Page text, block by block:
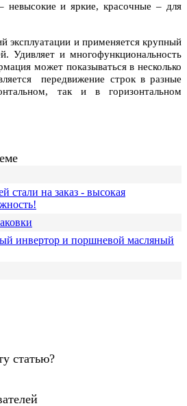
невысокие и яркие, красочные – для
эксплуатации и применяется крупный
Удивляет и многофункциональность
может показываться в несколько
передвижение строк в разные
так и в горизонтальном
стали на заказ - высокая
инвертор и поршневой масляный
статью?